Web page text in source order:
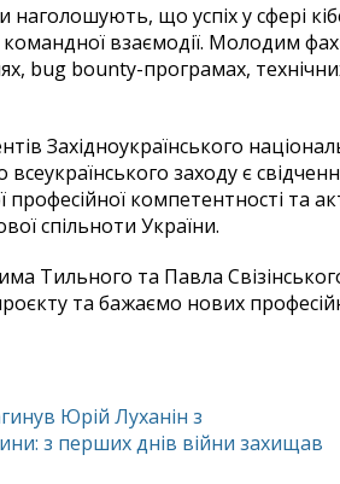
наголошують, що успіх у сфері
взаємодії. Молодим
bug bounty-програмах,
Західноукраїнського
заходу є
професійної компетентності та
спільноти України.
Тильного та Павла
та бажаємо нових
Юрій Луханін з
з перших днів війни захищав